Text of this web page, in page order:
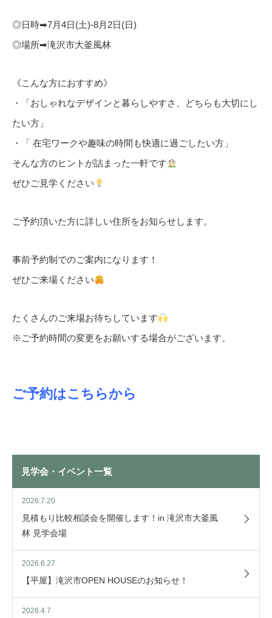
◎日時➡︎7月4日(土)-8月2日(日)
◎場所➡︎滝沢市大釜風林
《こんな方におすすめ》
・「おしゃれなデザインと暮らしやすさ、どちらも大切にし
たい方」
・「 在宅ワークや趣味の時間も快適に過ごしたい方」
そんな方のヒントが詰まった一軒です
ぜひご見学ください
ご予約頂いた方に詳しい住所をお知らせします。
事前予約制でのご案内になります！
ぜひご来場ください
たくさんのご来場お待ちしています
※ご予約時間の変更をお願いする場合がございます。
ご予約はこちらから
見学会・イベント一覧
2026.7.20
見積もり比較相談会を開催します！in 滝沢市大釜風
林 見学会場
2026.6.27
【平屋】滝沢市OPEN HOUSEのお知らせ！
2026.4.7